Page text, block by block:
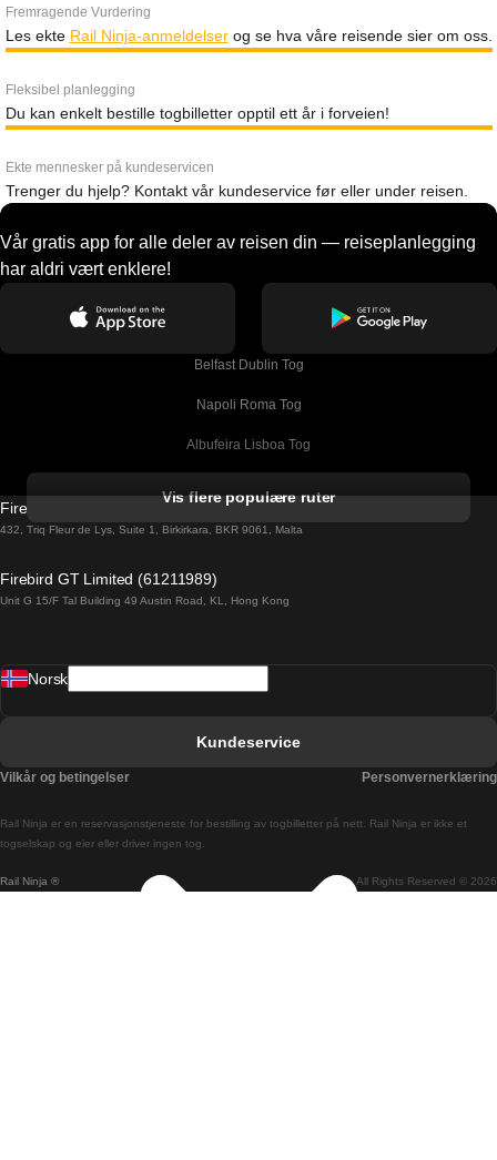
Fremragende Vurdering
Les ekte Rail Ninja-anmeldelserog se hva våre reisende sier om oss.
Fleksibel planlegging
Du kan enkelt bestille togbilletter opptil ett år i forveien!
Ekte mennesker på kundeservicen
Trenger du hjelp? Kontakt vår kundeservice før eller under reisen.
Vår gratis app for alle deler av reisen din — reiseplanlegging
har aldri vært enklere!
Belfast Dublin Tog
Napoli Roma Tog
Albufeira Lisboa Tog
Barcelona Madrid Tog
Barcelona Sevilla Tog
Budapest Prague Tog
Vis flere populære ruter
Firebird GT Limited (OC 1451)
432, Triq Fleur de Lys, Suite 1, Birkirkara, BKR 9061, Malta
Firebird GT Limited (61211989)
Unit G 15/F Tal Building 49 Austin Road, KL, Hong Kong
Rail Ninja ® All Rights Reserved © 2026
Rail Ninja er en reservasjons­tjeneste for bestilling av togbilletter på nett. Rail Ninja er ikke et
togselskap og eier eller driver ingen tog.
Norsk
Kundeservice
Vilkår og betingelser Personvernerklæring